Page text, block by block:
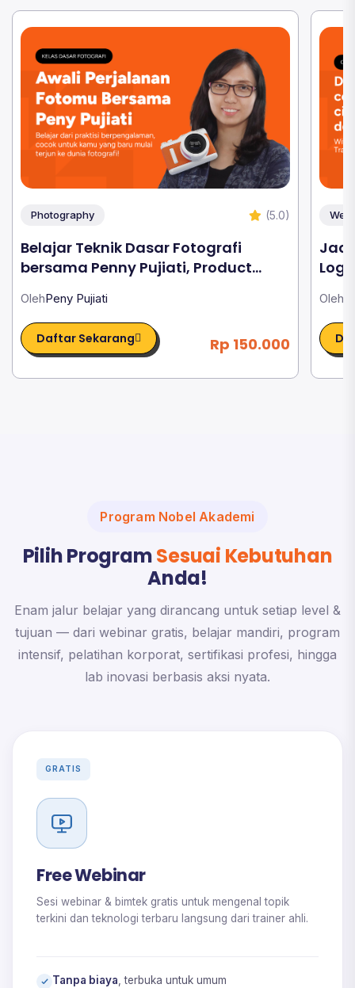
Photography (5.0)
Belajar Teknik Dasar Fotografi
bersama Penny Pujiati, Product
OlehPeny Pujiati
Daftar Sekarang Rp 150.000
Web
Jadi
Oleh
Program Nobel Akademi
Pilih ProgramSesuai Kebutuhan
Anda!
Enam jalur belajar yang dirancang untuk setiap level &
tujuan — dari webinar gratis, belajar mandiri, program
intensif, pelatihan korporat, sertifikasi profesi, hingga
lab inovasi berbasis aksi nyata.
GRATIS
Free Webinar
Sesi webinar & bimtek gratis untuk mengenal topik
terkini dan teknologi terbaru langsung dari trainer ahli.
Tanpa biaya , terbuka untuk umum